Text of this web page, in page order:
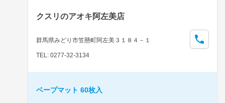
クスリのアオキ阿左美店
群馬県みどり市笠懸町阿左美３１８４－１
TEL: 0277-32-3134
ベープマット 60枚入